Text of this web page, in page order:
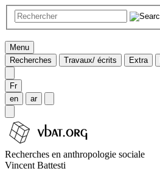
Menu
Recherches
Travaux/ écrits Extra
Fr
en
ar
Recherches en anthropologie sociale
Vincent Battesti